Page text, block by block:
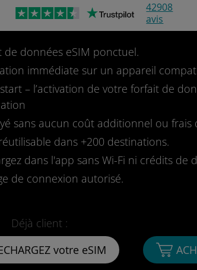
42908
avis
de données eSIM ponctuel.
immédiate sur un appareil
– l’activation de votre forfait de
sans aucun coût additionnel ou frais
dans +200 destinations.
dans l'app sans Wi-Fi ni crédits de
de connexion autorisé.
Déjà client :
votre eSIM